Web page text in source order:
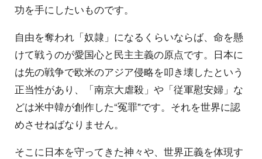
功を手にしたいものです。
自由を奪われ「奴隷」になるくらいならば、命を懸
けて戦うのが愛国心と民主主義の原点です。日本に
は先の戦争で欧米のアジア侵略を叩き壊したという
正当性があり、「南京大虐殺」や「従軍慰安婦」な
どは米中韓が創作した“冤罪"です。それを世界に認
めさせねばなりません。
そこに日本を守ってきた神々や、世界正義を体現す